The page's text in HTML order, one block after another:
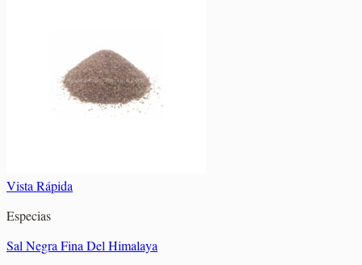
Vista Rápida
Especias
Sal Negra Fina Del Himalaya